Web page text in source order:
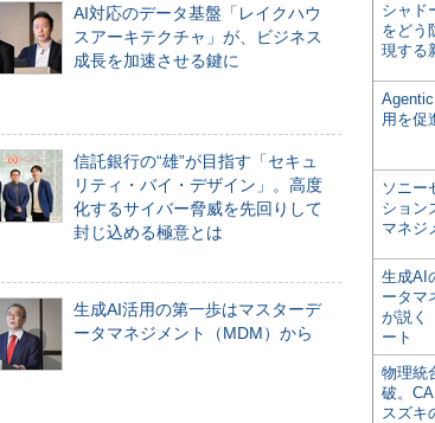
AI対応のデータ基盤「レイクハウ
スアーキテクチャ」が、ビジネス
成長を加速させる鍵に
信託銀行の“雄”が目指す「セキュ
リティ・バイ・デザイン」。高度
化するサイバー脅威を先回りして
封じ込める極意とは
生成AI活用の第一歩はマスターデ
ータマネジメント（MDM）から
シャド
をどう
現する
用を促
ソニー
ション
マネジ
生成AI
ータマ
が説く
ート
物理統
破。
スズキ